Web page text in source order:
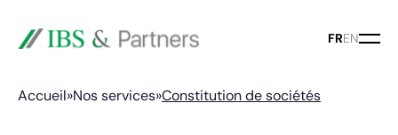
FREN
Accueil»Nos services»Constitution de sociétés